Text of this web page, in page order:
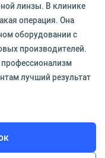
линзы. В клинике
операция. Она
оборудовании с
производителей.
профессионализм
лучший результат